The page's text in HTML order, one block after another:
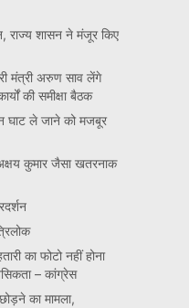
राज्य शासन ने मंजूर किए
मंत्री अरुण साव लेंगे
की समीक्षा बैठक
घाट ले जाने को मजबूर
कुमार जैसा खतरनाक
का फोटो नहीं होना
– कांग्रेस
का मामला,